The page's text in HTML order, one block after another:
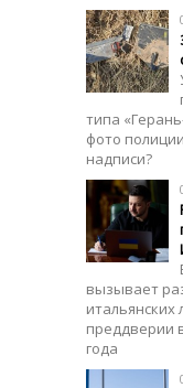
типа
фото
надписи?
вызывает
итальянских
преддверии
года